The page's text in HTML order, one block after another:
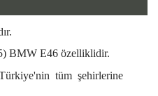
BMW E46 özelliklidir.
tüm şehirlerine